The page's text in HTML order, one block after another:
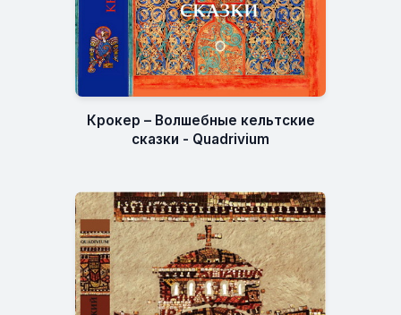
Крокер – Волшебные кельтские
сказки - Quadrivium